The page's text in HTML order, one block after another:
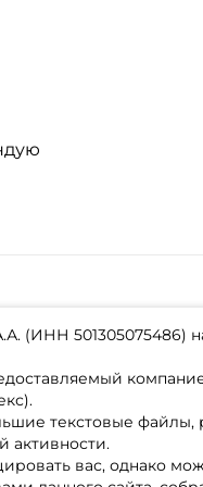
(ИНН 501305075486)
текстовые
активности.
вас, однако
товаров